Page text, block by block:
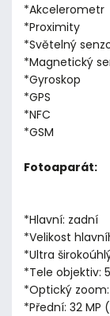
*Akcelerometr
*Proximity
*Světelný
*Magnetický
*Gyroskop
*GPS
*NFC
*GSM
Fotoaparát:
*Hlavní: zadní
*Velikost
*Ultra
*Tele objektiv:
*Optický
*Přední: 32 MP